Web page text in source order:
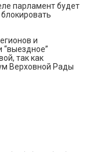
парламент будет
и
так как
Верховной Рады